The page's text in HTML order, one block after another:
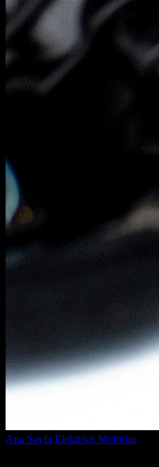
Ana Sayfa Elektrikli Motorlar